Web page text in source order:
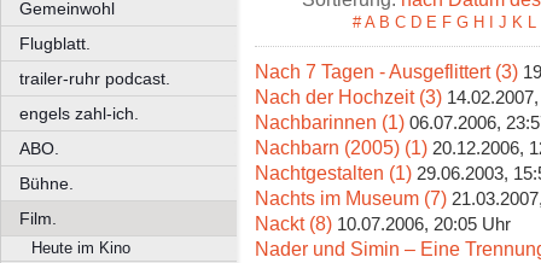
Gemeinwohl
Flugblatt.
trailer-ruhr podcast.
engels zahl-ich.
ABO.
Bühne.
Film.
Heute im Kino
# A B C D E F G H I J K L
Nach 7 Tagen - Ausgeflittert (3)
Nach der Hochzeit (3)
Nachbarinnen (1) 06.07.2006,
Nachbarn (2005) (1) 20.12.2006,
Nachtgestalten (1) 29.06.2003,
Nachts im Museum (7)
Nackt (8) 10.07.2006, 20:05 Uhr
Nader und Simin – Eine